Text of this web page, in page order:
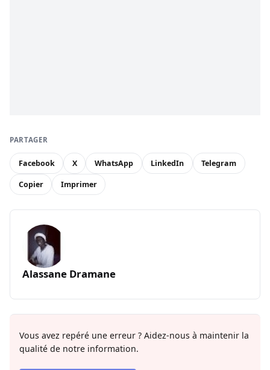
PARTAGER
Facebook X WhatsApp LinkedIn Telegram
Copier Imprimer
Alassane Dramane
Vous avez repéré une erreur ? Aidez-nous à maintenir la
qualité de notre information.